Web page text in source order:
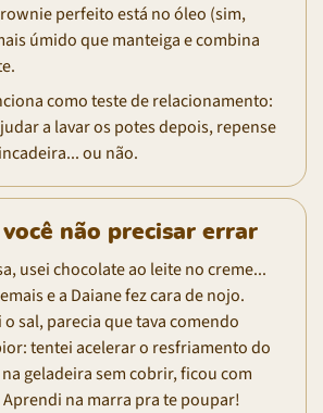
perfeito está no óleo (sim,
úmido que manteiga e combina
como teste de relacionamento:
a lavar os potes depois, repense
ou não.
não precisar errar
usei chocolate ao leite no creme...
e a Daiane fez cara de nojo.
sal, parecia que tava comendo
tentei acelerar o resfriamento do
geladeira sem cobrir, ficou com
na marra pra te poupar!